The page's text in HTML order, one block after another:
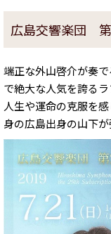
広島交響楽団
端正な外山啓介が奏
で絶大な人気を誇るラ
人生や運命の克服を
身の広島出身の山下